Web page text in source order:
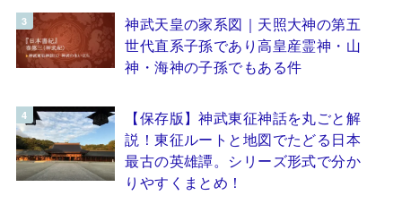
神武天皇の家系図｜天照大神の第五
世代直系子孫であり高皇産霊神・山
神・海神の子孫でもある件
【保存版】神武東征神話を丸ごと解
説！東征ルートと地図でたどる日本
最古の英雄譚。シリーズ形式で分か
りやすくまとめ！